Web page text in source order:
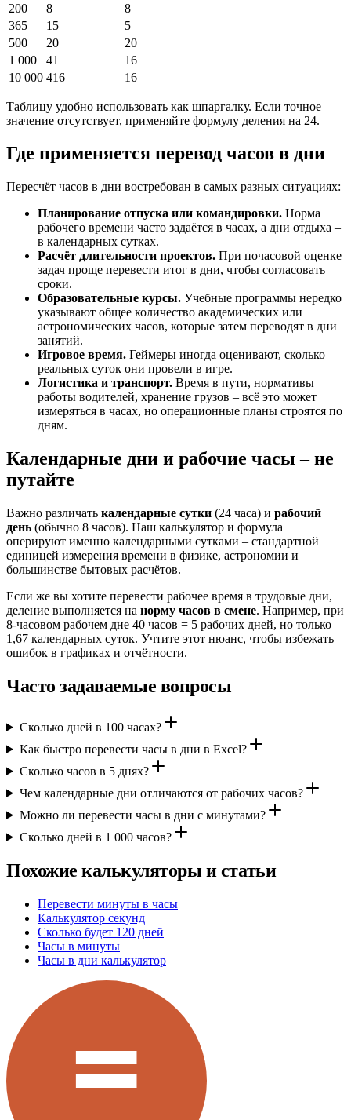
200
8
8
365
15
5
500
20
20
1 000
41
16
10 000 416 16
Таблицу удобно использовать как шпаргалку. Если точное
значение отсутствует, применяйте формулу деления на 24.
Где применяется перевод часов в дни
Пересчёт часов в дни востребован в самых разных ситуациях:
Планирование отпуска или командировки. Норма
рабочего времени часто задаётся в часах, а дни отдыха –
в календарных сутках.
Расчёт длительности проектов. При почасовой оценке
задач проще перевести итог в дни, чтобы согласовать
сроки.
Образовательные курсы. Учебные программы нередко
указывают общее количество академических или
астрономических часов, которые затем переводят в дни
занятий.
Игровое время. Геймеры иногда оценивают, сколько
реальных суток они провели в игре.
Логистика и транспорт. Время в пути, нормативы
работы водителей, хранение грузов – всё это может
измеряться в часах, но операционные планы строятся по
дням.
Календарные дни и рабочие часы – не
путайте
Важно различать календарные сутки (24 часа) и рабочий
день (обычно 8 часов). Наш калькулятор и формула
оперируют именно календарными сутками – стандартной
единицей измерения времени в физике, астрономии и
большинстве бытовых расчётов.
Если же вы хотите перевести рабочее время в трудовые дни,
деление выполняется на норму часов в смене. Например, при
8-часовом рабочем дне 40 часов = 5 рабочих дней, но только
1,67 календарных суток. Учтите этот нюанс, чтобы избежать
ошибок в графиках и отчётности.
Часто задаваемые вопросы
Сколько дней в 100 часах?
Как быстро перевести часы в дни в Excel?
Сколько часов в 5 днях?
Чем календарные дни отличаются от рабочих часов?
Можно ли перевести часы в дни с минутами?
Сколько дней в 1 000 часов?
Похожие калькуляторы и статьи
Перевести минуты в часы
Калькулятор секунд
Сколько будет 120 дней
Часы в минуты
Часы в дни калькулятор